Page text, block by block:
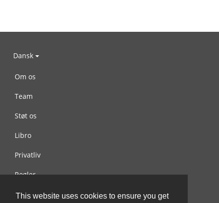
This website uses cookies to ensure you get
Dansk
Om os
Team
Støt os
Libro
Privatliv
Regler
Kontakt os